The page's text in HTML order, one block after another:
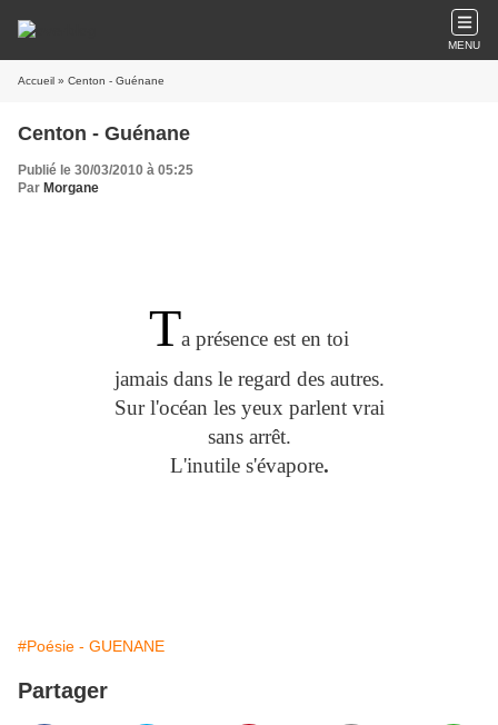
MENU
Accueil » Centon - Guénane
Centon - Guénane
Publié le 30/03/2010 à 05:25
Par Morgane
Ta présence est en toi
jamais dans le regard des autres.
Sur l'océan les yeux parlent vrai
sans arrêt.
L'inutile s'évapore.
#Poésie - GUENANE
Partager